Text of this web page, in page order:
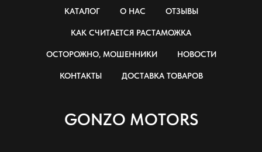
КАТАЛОГ О НАС ОТЗЫВЫ
КАК СЧИТАЕТСЯ РАСТАМОЖКА
ОСТОРОЖНО, МОШЕННИКИ НОВОСТИ
КОНТАКТЫ ДОСТАВКА ТОВАРОВ
GONZO MOTORS